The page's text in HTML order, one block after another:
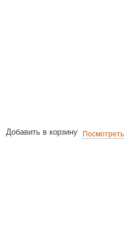
Добавить в корзину Посмотреть